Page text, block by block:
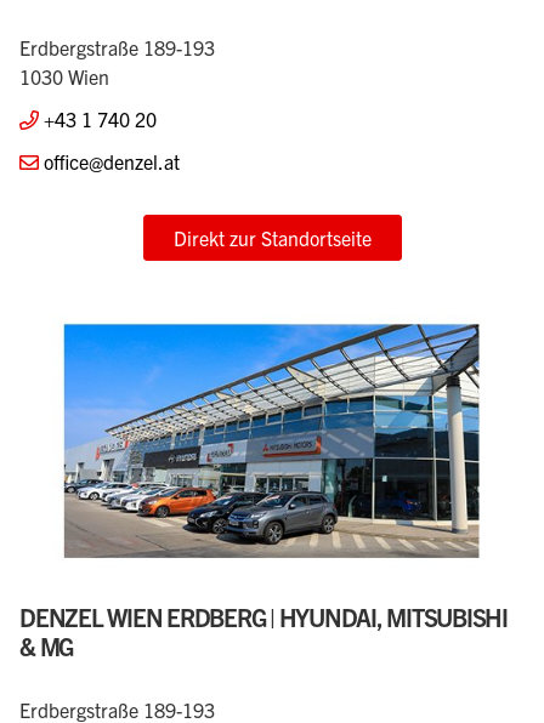
Erdbergstraße 189-193
1030 Wien
+43 1 740 20
office@denzel.at
Direkt zur Standortseite
DENZEL WIEN ERDBERG | HYUNDAI, MITSUBISHI
& MG
Erdbergstraße 189-193